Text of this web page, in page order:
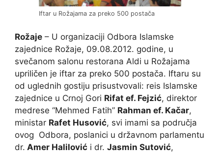
Iftar u Rožajama za preko 500 postača
Rožaje – U organizaciji Odbora Islamske
zajednice Rožaje, 09.08.2012. godine, u
svečanom salonu restorana Aldi u Rožajama
upriličen je iftar za preko 500 postača. Iftaru su
od uglednih gostiju prisustvovali: reis Islamske
zajednice u Crnoj Gori Rifat ef. Fejzić, direktor
medrese “Mehmed Fatih” Rahman ef. Kačar,
ministar Rafet Husović, svi imami sa područja
ovog Odbora, poslanici u državnom parlamentu
dr. Amer Halilović i dr. Jasmin Sutović,